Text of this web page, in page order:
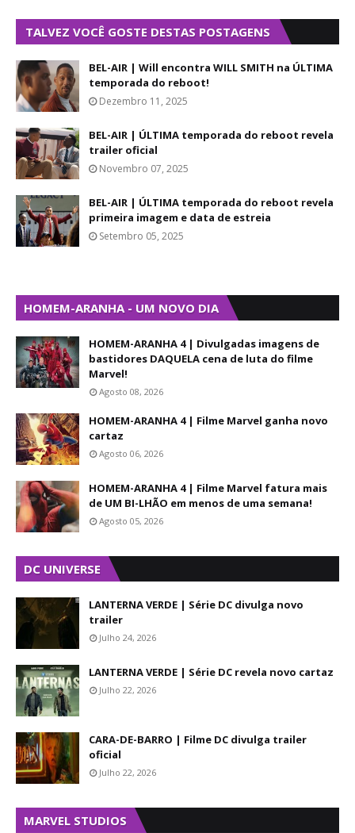
TALVEZ VOCÊ GOSTE DESTAS POSTAGENS
BEL-AIR | Will encontra WILL SMITH na ÚLTIMA
temporada do reboot!
Dezembro 11, 2025
BEL-AIR | ÚLTIMA temporada do reboot revela
trailer oficial
Novembro 07, 2025
BEL-AIR | ÚLTIMA temporada do reboot revela
primeira imagem e data de estreia
Setembro 05, 2025
HOMEM-ARANHA - UM NOVO DIA
HOMEM-ARANHA 4 | Divulgadas imagens de
bastidores DAQUELA cena de luta do filme
Marvel!
Agosto 08, 2026
HOMEM-ARANHA 4 | Filme Marvel ganha novo
cartaz
Agosto 06, 2026
HOMEM-ARANHA 4 | Filme Marvel fatura mais
de UM BI-LHÃO em menos de uma semana!
Agosto 05, 2026
DC UNIVERSE
LANTERNA VERDE | Série DC divulga novo
trailer
Julho 24, 2026
LANTERNA VERDE | Série DC revela novo cartaz
Julho 22, 2026
CARA-DE-BARRO | Filme DC divulga trailer
oficial
Julho 22, 2026
MARVEL STUDIOS